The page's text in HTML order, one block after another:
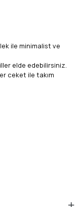
ile minimalist ve
elde edebilirsiniz.
ceket ile takım